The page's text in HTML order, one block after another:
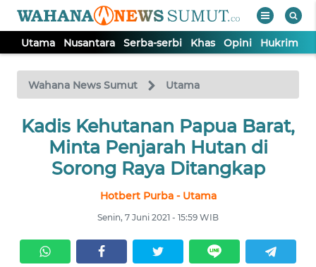
Utama Nusantara Serba-serbi Khas Opini Hukrim
Wahana News Sumut Utama
Kadis Kehutanan Papua Barat,
Minta Penjarah Hutan di
Sorong Raya Ditangkap
Hotbert Purba - Utama
Senin, 7 Juni 2021 - 15:59 WIB
TV
Tutup
UTAMA
NUSANTARA
KHAS